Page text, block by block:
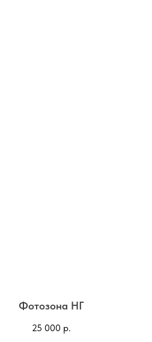
Фотозона НГ
25 000 р.